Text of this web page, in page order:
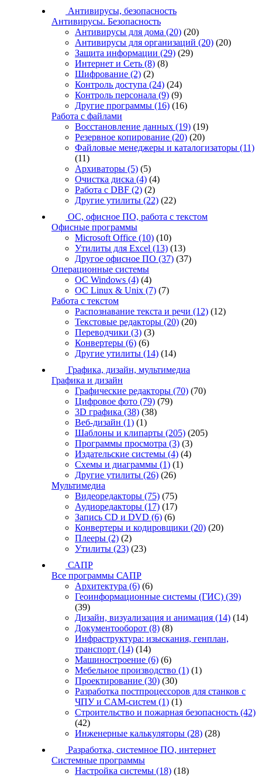
Антивирусы, безопасность
Антивирусы. Безопасность
Антивирусы для дома (20) (20)
Антивирусы для организаций (20) (20)
Защита информации (29) (29)
Интернет и Сеть (8) (8)
Шифрование (2) (2)
Контроль доступа (24) (24)
Контроль персонала (9) (9)
Другие программы (16) (16)
Работа с файлами
Восстановление данных (19) (19)
Резервное копирование (20) (20)
Файловые менеджеры и каталогизаторы (11)
(11)
Архиваторы (5) (5)
Очистка диска (4) (4)
Работа с DBF (2) (2)
Другие утилиты (22) (22)
ОС, офисное ПО, работа с текстом
Офисные программы
Microsoft Office (10) (10)
Утилиты для Excel (13) (13)
Другое офисное ПО (37) (37)
Операционные системы
ОС Windows (4) (4)
ОС Linux & Unix (7) (7)
Работа с текстом
Распознавание текста и речи (12) (12)
Текстовые редакторы (20) (20)
Переводчики (3) (3)
Конвертеры (6) (6)
Другие утилиты (14) (14)
Графика, дизайн, мультимедиа
Графика и дизайн
Графические редакторы (70) (70)
Цифровое фото (79) (79)
3D графика (38) (38)
Веб-дизайн (1) (1)
Шаблоны и клипарты (205) (205)
Программы просмотра (3) (3)
Издательские системы (4) (4)
Схемы и диаграммы (1) (1)
Другие утилиты (26) (26)
Мультимедиа
Видеоредакторы (75) (75)
Аудиоредакторы (17) (17)
Запись CD и DVD (6) (6)
Конвертеры и кодировщики (20) (20)
Плееры (2) (2)
Утилиты (23) (23)
САПР
Все программы САПР
Архитектура (6) (6)
Геоинформационные системы (ГИС) (39)
(39)
Дизайн, визуализация и анимация (14) (14)
Документооборот (8) (8)
Инфраструктура: изыскания, генплан,
транспорт (14) (14)
Машиностроение (6) (6)
Мебельное производство (1) (1)
Проектирование (30) (30)
Разработка постпроцессоров для станков с
ЧПУ и CAM-систем (1) (1)
Строительство и пожарная безопасность (42)
(42)
Инженерные калькуляторы (28) (28)
Разработка, системное ПО, интернет
Системные программы
Настройка системы (18) (18)